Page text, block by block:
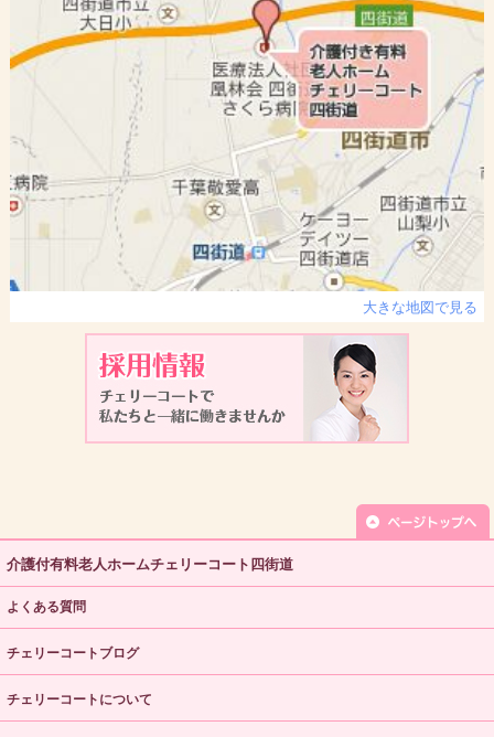
大きな地図で見る
介護付有料老人ホームチェリーコート四街道
よくある質問
チェリーコートブログ
チェリーコートについて